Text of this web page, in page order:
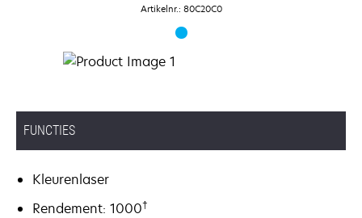
Artikelnr.: 80C20C0
FUNCTIES
Kleurenlaser
Rendement: 1000†